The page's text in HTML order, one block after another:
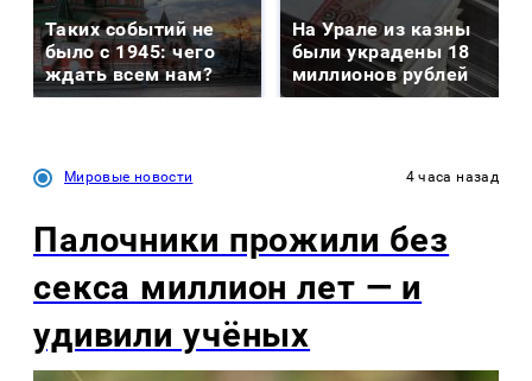
Таких событий не
было с 1945: чего
ждать всем нам?
На Урале из казны
были украдены 18
миллионов рублей
Мировые новости 4 часа назад
Палочники прожили без
секса миллион лет — и
удивили учёных